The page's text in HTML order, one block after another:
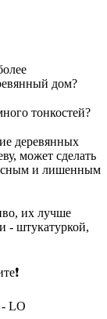
дом?
тонкостей?
деревянных
может сделать
и лишенным
их лучше
- штукатуркой,
- LO